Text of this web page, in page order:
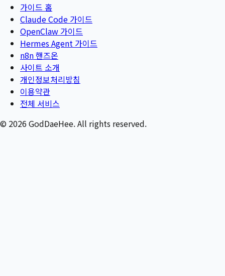
가이드 홈
Claude Code 가이드
OpenClaw 가이드
Hermes Agent 가이드
n8n 핸즈온
사이트 소개
개인정보처리방침
이용약관
전체 서비스
© 2026GodDaeHee. All rights reserved.